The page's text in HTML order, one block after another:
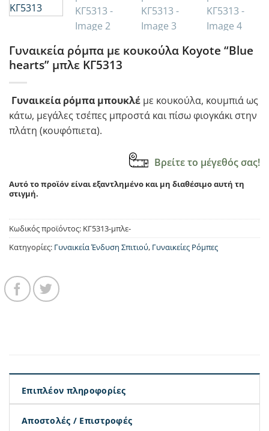
Γυναικεία ρόμπα με κουκούλα Κoyote “Blue
hearts” μπλε ΚΓ5313
Γυναικεία ρόμπα μπουκλέ με κουκούλα, κουμπιά ως
κάτω, μεγάλες τσέπες μπροστά και πίσω φιογκάκι στην
πλάτη (κουφόπιετα).
Βρείτε το μέγεθός σας!
Αυτό το προϊόν είναι εξαντλημένο και μη διαθέσιμο αυτή τη
στιγμή.
Κωδικός προϊόντος: ΚΓ5313-μπλε-
Κατηγορίες: Γυναικεία Ένδυση Σπιτιού, Γυναικείες Ρόμπες
Επιπλέον πληροφορίες
Αποστολές / Επιστροφές